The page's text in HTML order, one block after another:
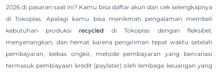
2026 di pasaran saat ini? Kamu bisa daftar akun dan cek selengkapnya
di Tokoplas. Apalagi kamu bisa menikmati pengalaman membeli
kebutuhan produksi recycled di Tokoplas dengan fleksibel,
menyenangkan, dan hemat karena pengiriman tepat waktu setelah
pembayaran, bebas ongkir, metode pembayaran yang bervariasi
termasuk pembiayaan kredit (paylater) oleh lembaga keuangan yang